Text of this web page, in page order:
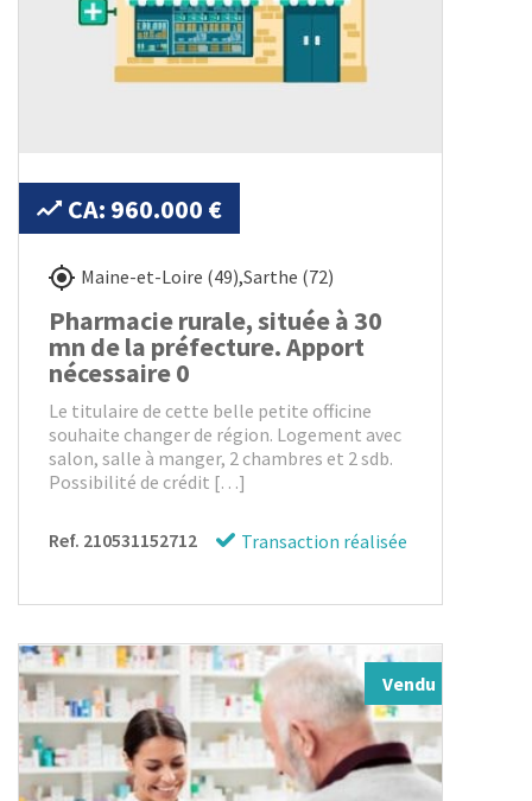
CA: 960.000 €
Maine-et-Loire (49),Sarthe (72)
Pharmacie rurale, située à 30
mn de la préfecture. Apport
nécessaire 0
Le titulaire de cette belle petite officine
souhaite changer de région. Logement avec
salon, salle à manger, 2 chambres et 2 sdb.
Possibilité de crédit […]
Ref. 210531152712 Transaction réalisée
Vendu